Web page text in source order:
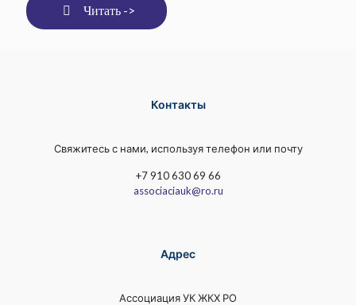
Читать ->
Контакты
Свяжитесь с нами, используя телефон или почту
+7 910 630 69 66
associaciauk@ro.ru
Адрес
Ассоциация УК ЖКХ РО